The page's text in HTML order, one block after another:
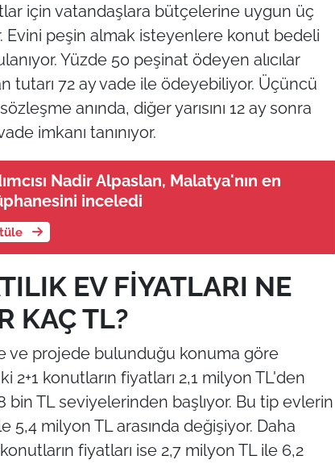
için vatandaşlara bütçelerine uygun üç
Evini peşin almak isteyenlere konut bedeli
Yüzde 50 peşinat ödeyen alıcılar
tutarı 72 ay vade ile ödeyebiliyor. Üçüncü
anında, diğer yarısını 12 ay sonra
imkanı tanınıyor.
Nadir Alpaslan, Malatya'nın en
inceledi
EV FİYATLARI NE
KAÇ TL?
ve projede bulunduğu konuma göre
konutların fiyatları 2,1 milyon TL'den
bin TL seviyelerinden başlıyor. Bu tip evlerin
5,4 milyon TL arasında değişiyor. Daha
fiyatları ise 2,7 milyon TL ile 6,2